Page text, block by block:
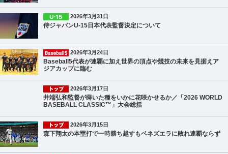
2026年3月31日
侍ジャパンU-15日本代表監督決定について
2026年3月24日
Baseball5代表が連覇に加え世界の頂点や競技の未来を見据えア
ジアカップに臨む
2026年3月17日
井端弘和監督が蒔いた種をいかに花咲かせるか／「2026 WORLD
BASEBALL CLASSIC™」大会総括
2026年3月15日
森下翔太の本塁打で一時勝ち越すもベネズエラに敗れ連覇ならず